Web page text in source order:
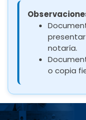
notaría.
o copia